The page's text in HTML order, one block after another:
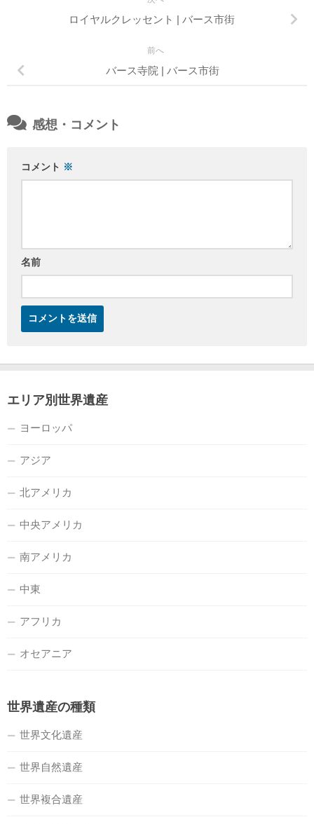
ロイヤルクレッセント | バース市街
前へ
バース寺院 | バース市街
感想・コメント
コメント ※
名前
エリア別世界遺産
ヨーロッパ
アジア
北アメリカ
中央アメリカ
南アメリカ
中東
アフリカ
オセアニア
世界遺産の種類
世界文化遺産
世界自然遺産
世界複合遺産